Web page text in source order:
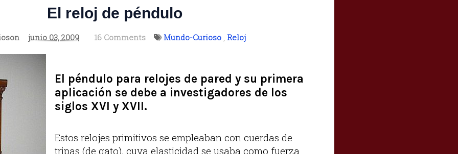
El reloj de péndulo
junio 03, 2009 16 Comments Mundo-Curioso , Reloj
El péndulo para relojes de pared y su primera
aplicación se debe a investigadores de los
siglos XVI y XVII.
Estos relojes primitivos se empleaban con cuerdas de
tripas (de gato), cuya elasticidad se usaba como fuerza